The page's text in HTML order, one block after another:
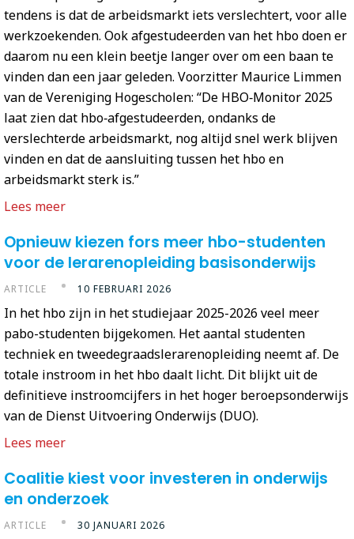
tendens is dat de arbeidsmarkt iets verslechtert, voor alle
werkzoekenden. Ook afgestudeerden van het hbo doen er
daarom nu een klein beetje langer over om een baan te
vinden dan een jaar geleden. Voorzitter Maurice Limmen
van de Vereniging Hogescholen: “De HBO‑Monitor 2025
laat zien dat hbo‑afgestudeerden, ondanks de
verslechterde arbeidsmarkt, nog altijd snel werk blijven
vinden en dat de aansluiting tussen het hbo en
arbeidsmarkt sterk is.”
Lees meer
Opnieuw kiezen fors meer hbo-studenten
voor de lerarenopleiding basisonderwijs
ARTICLE 10 FEBRUARI 2026
In het hbo zijn in het studiejaar 2025-2026 veel meer
pabo-studenten bijgekomen. Het aantal studenten
techniek en tweedegraadslerarenopleiding neemt af. De
totale instroom in het hbo daalt licht. Dit blijkt uit de
definitieve instroomcijfers in het hoger beroepsonderwijs
van de Dienst Uitvoering Onderwijs (DUO).
Lees meer
Coalitie kiest voor investeren in onderwijs
en onderzoek
ARTICLE 30 JANUARI 2026